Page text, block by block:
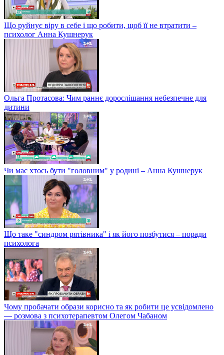
Що руйнує віру в себе і що робити, щоб її не втратити –
психолог Анна Кушнерук
Ольга Протасова: Чим раннє дорослішання небезпечне для
дитини
Чи має хтось бути "головним" у родині – Анна Кушнерук
Що таке "синдром рятівника" і як його позбутися – поради
психолога
Чому пробачати образи корисно та як робити це усвідомлено
— розмова з психотерапевтом Олегом Чабаном